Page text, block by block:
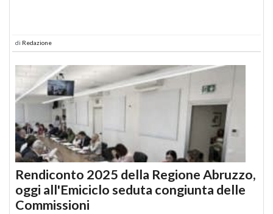
di Redazione
Rendiconto 2025 della Regione Abruzzo,
oggi all'Emiciclo seduta congiunta delle
Commissioni